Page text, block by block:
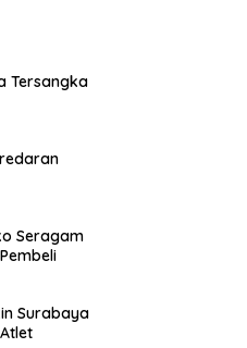
Tersangka
Seragam
Surabaya